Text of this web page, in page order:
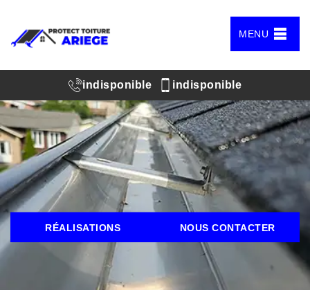
MENU
indisponible indisponible
RÉALISATIONS NOUS CONTACTER